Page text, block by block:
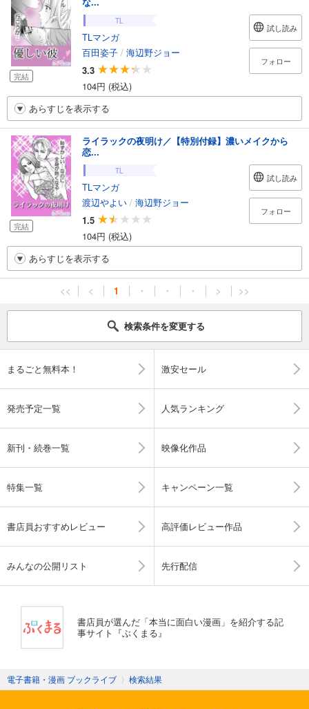
完結
TL
TLマンガ
百田姿子 / 海辺野ジョー
3.3
104円 (税込)
試し読み
フォロー
あらすじを表示する
完結
ライラックの夜明け／【特別付録】濃いメイクから
恋...
TL
TLマンガ
渡辺やよい / 海辺野ジョー
1.5
104円 (税込)
試し読み
フォロー
あらすじを表示する
<< < 1 ・ ・ ・ > >>
検索条件を変更する
まるごと無料本！ 激安セール
発売予定一覧 人気ランキング
新刊・続巻一覧 映像化作品
特集一覧 キャンペーン一覧
書店員おすすめレビュー 高評価レビュー作品
みんなの公開リスト 先行配信
書店員が選んだ「本当に面白い漫画」を紹介する記
事サイト『ぶくまる』
電子書籍・漫画 ブックライブ 〉 検索結果